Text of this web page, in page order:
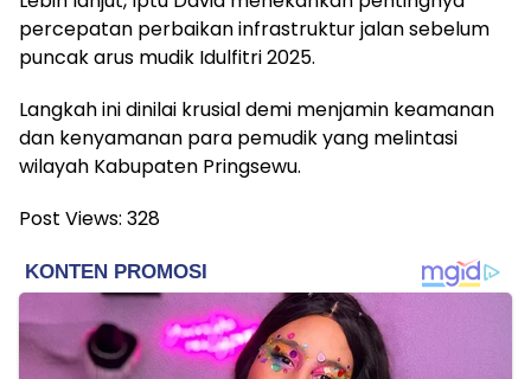
percepatan perbaikan infrastruktur jalan sebelum
puncak arus mudik Idulfitri 2025.
Langkah ini dinilai krusial demi menjamin keamanan
dan kenyamanan para pemudik yang melintasi
wilayah Kabupaten Pringsewu.
Post Views: 328